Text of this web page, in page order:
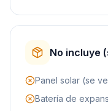
No incluye
Panel solar (se
Batería de